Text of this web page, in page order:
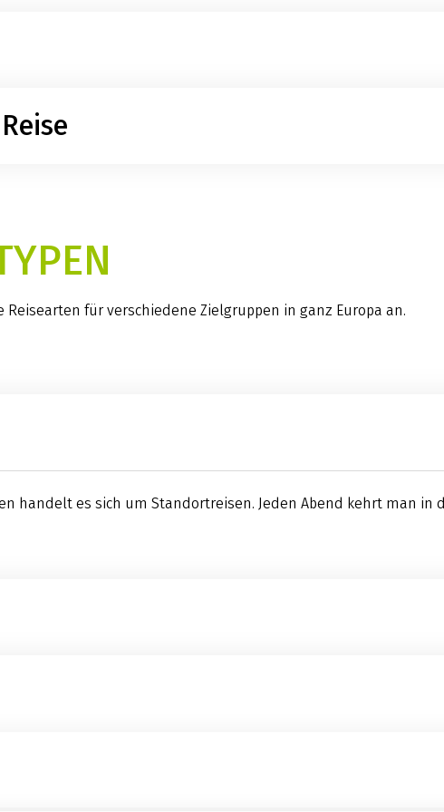
zur Velociped-App bereitgestellt. Mit Hilfe der App ist eine
E-Bikes, Kinderräder und Kinderequipment.
für verschiedene Zielgruppen in ganz Europa an.
handelt es sich um Standortreisen. Jeden Abend kehrt man in
dass die Übernachtungen auf einem Schiff stattfindet.
in sehr hochwertigen Hotels mit besonderem Ambiente. Die